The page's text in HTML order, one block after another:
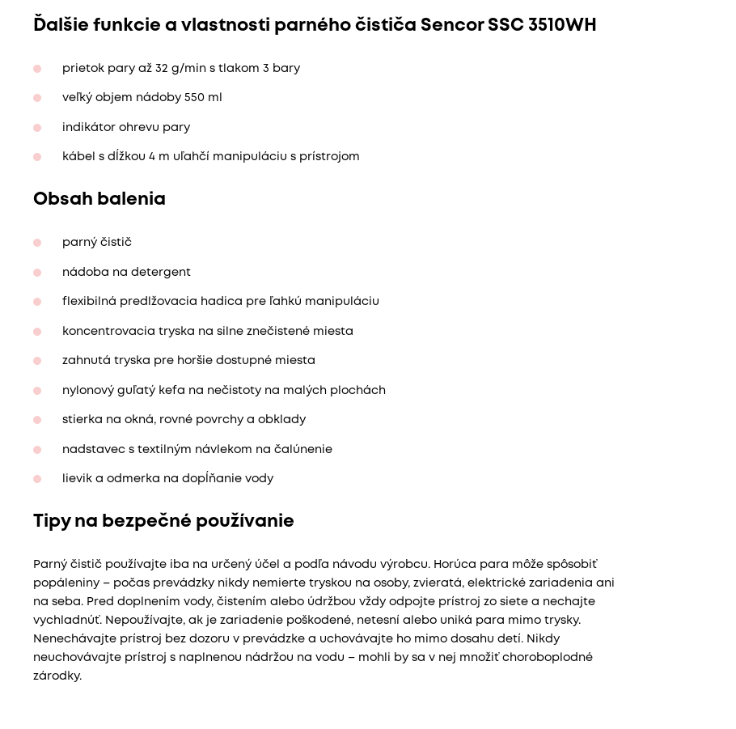
Ďalšie funkcie a vlastnosti parného čističa Sencor SSC 3510WH
prietok pary až 32 g/min s tlakom 3 bary
veľký objem nádoby 550 ml
indikátor ohrevu pary
kábel s dĺžkou 4 m uľahčí manipuláciu s prístrojom
Obsah balenia
parný čistič
nádoba na detergent
flexibilná predlžovacia hadica pre ľahkú manipuláciu
koncentrovacia tryska na silne znečistené miesta
zahnutá tryska pre horšie dostupné miesta
nylonový guľatý kefa na nečistoty na malých plochách
stierka na okná, rovné povrchy a obklady
nadstavec s textilným návlekom na čalúnenie
lievik a odmerka na dopĺňanie vody
Tipy na bezpečné používanie
Parný čistič používajte iba na určený účel a podľa návodu výrobcu. Horúca para môže spôsobiť
popáleniny – počas prevádzky nikdy nemierte tryskou na osoby, zvieratá, elektrické zariadenia ani
na seba. Pred doplnením vody, čistením alebo údržbou vždy odpojte prístroj zo siete a nechajte
vychladnúť. Nepoužívajte, ak je zariadenie poškodené, netesní alebo uniká para mimo trysky.
Nenechávajte prístroj bez dozoru v prevádzke a uchovávajte ho mimo dosahu detí. Nikdy
neuchovávajte prístroj s naplnenou nádržou na vodu – mohli by sa v nej množiť choroboplodné
zárodky.